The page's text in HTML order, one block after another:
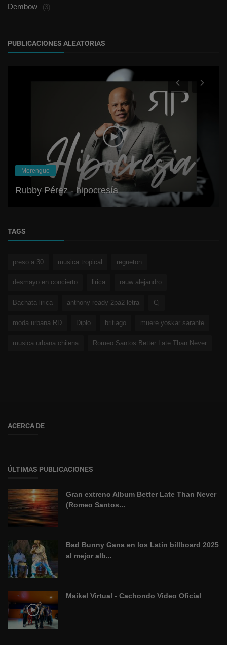
Dembow (3)
PUBLICACIONES ALEATORIAS
Merengue
Rubby Pérez - hipocresía
TAGS
preso a 30 musica tropical regueton
desmayo en concierto lirica rauw alejandro
Bachata lirica anthony ready 2pa2 letra Cj
moda urbana RD Diplo britiago muere yoskar sarante
musica urbana chilena Romeo Santos Better Late Than Never
ACERCA DE
ÚLTIMAS PUBLICACIONES
Gran extreno Album Better Late Than Never
(Romeo Santos...
Bad Bunny Gana en los Latin billboard 2025
al mejor alb...
Maikel Virtual - Cachondo Video Oficial